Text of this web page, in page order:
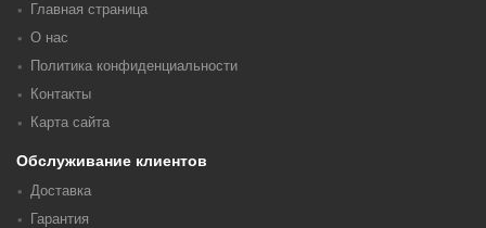
Главная страница
О нас
Политика конфиденциальности
Контакты
Карта сайта
Обслуживание клиентов
Доставка
Гарантия